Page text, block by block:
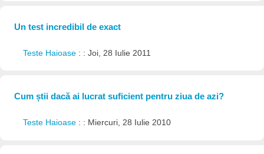
Un test incredibil de exact
Teste Haioase : : Joi, 28 Iulie 2011
Cum știi dacă ai lucrat suficient pentru ziua de azi?
Teste Haioase : : Miercuri, 28 Iulie 2010